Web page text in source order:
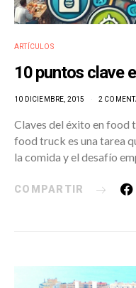
ARTÍCULOS
10 puntos clave
10 DICIEMBRE, 2015 2
Claves del éxito en food
food truck es una tarea
la comida y el desafío
COMPARTIR